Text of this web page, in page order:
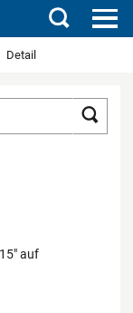
Suchen
Detail
auf